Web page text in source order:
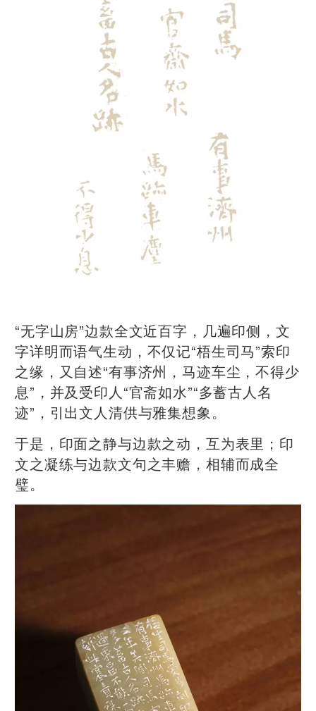
“无字山房”边款全文近百字，几遍印侧，文
字详明而语气生动，不仅记“梧生司马”索印
之缘，又自述“有事济州，马迹车尘，不得少
息”，并及受印人“官斋如水”“多蓄古人名
迹”，引出文人清供与雅集想象。
于是，印面之静与边款之动，互为表里；印
文之凝练与边款文句之丰赡，相辅而成全
璧。